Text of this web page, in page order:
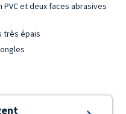
et deux faces abrasives
très épais